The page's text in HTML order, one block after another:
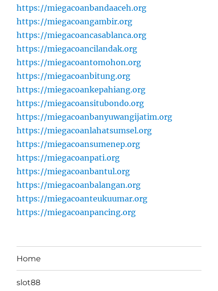
https://miegacoanbandaaceh.org
https://miegacoangambir.org
https://miegacoancasablanca.org
https://miegacoancilandak.org
https://miegacoantomohon.org
https://miegacoanbitung.org
https://miegacoankepahiang.org
https://miegacoansitubondo.org
https://miegacoanbanyuwangijatim.org
https://miegacoanlahatsumsel.org
https://miegacoansumenep.org
https://miegacoanpati.org
https://miegacoanbantul.org
https://miegacoanbalangan.org
https://miegacoanteukuumar.org
https://miegacoanpancing.org
Home
slot88